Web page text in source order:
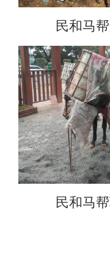
民和马
民和马